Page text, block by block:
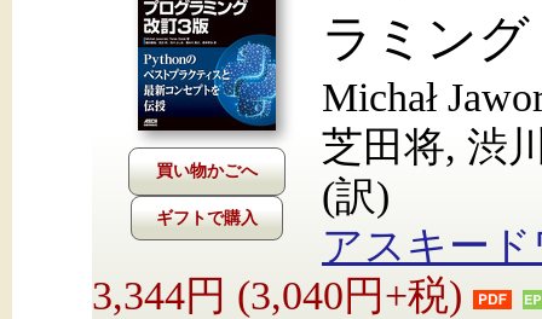
ギフトで購入
ラミン
Michał
芝田将, 渋
(訳)
アスキー
3,344円 (3,040円+税)